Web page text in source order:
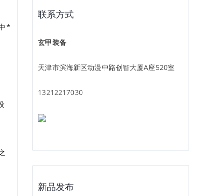
*
联系方式
玄甲装备
天津市滨海新区动漫中路创智大厦A座520室
13212217030
新品发布